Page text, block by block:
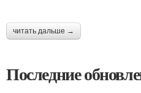
читать дальше →
Последние